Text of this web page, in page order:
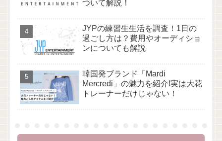
ついて解説！
JYPの練習生生活を調査！1日の
過ごし方は？費用やオーディショ
ンについても解説
韓国発ブランド「Mardi
Mercredi」の魅力を紹介!実は大花
トレーナーだけじゃない！